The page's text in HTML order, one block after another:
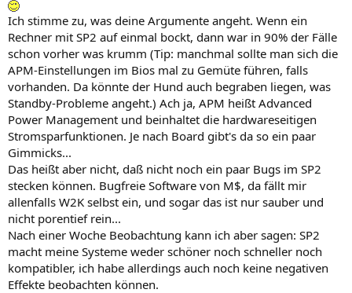
Ich stimme zu, was deine Argumente angeht. Wenn ein
Rechner mit SP2 auf einmal bockt, dann war in 90% der Fälle
schon vorher was krumm (Tip: manchmal sollte man sich die
APM-Einstellungen im Bios mal zu Gemüte führen, falls
vorhanden. Da könnte der Hund auch begraben liegen, was
Standby-Probleme angeht.) Ach ja, APM heißt Advanced
Power Management und beinhaltet die hardwareseitigen
Stromsparfunktionen. Je nach Board gibt's da so ein paar
Gimmicks...
Das heißt aber nicht, daß nicht noch ein paar Bugs im SP2
stecken können. Bugfreie Software von M$, da fällt mir
allenfalls W2K selbst ein, und sogar das ist nur sauber und
nicht porentief rein...
Nach einer Woche Beobachtung kann ich aber sagen: SP2
macht meine Systeme weder schöner noch schneller noch
kompatibler, ich habe allerdings auch noch keine negativen
Effekte beobachten können.